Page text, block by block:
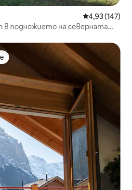
Средна
4,93 (147)
подножието на северната
на гостите